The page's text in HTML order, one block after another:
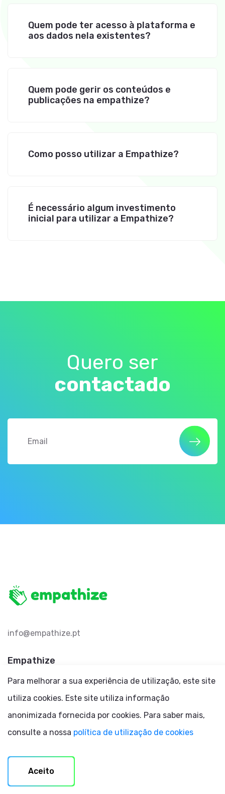
Quem pode ter acesso à plataforma e
aos dados nela existentes?
Quem pode gerir os conteúdos e
publicações na empathize?
Como posso utilizar a Empathize?
É necessário algum investimento
inicial para utilizar a Empathize?
Quero ser
contactado
info@empathize.pt
Empathize
Subscrever
Suporte
Para melhorar a sua experiência de utilização, este site
utiliza cookies. Este site utiliza informação
anonimizada fornecida por cookies. Para saber mais,
consulte a nossa política de utilização de cookies
Aceito